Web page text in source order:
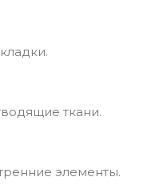
ткани.
элементы.